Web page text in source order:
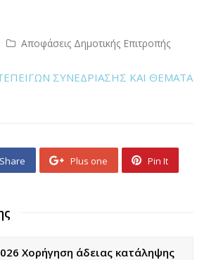
Αποφάσεις Δημοτικής Επιτροπής
ΣΥΝΕΔΡΙΑΣΗΣ ΚΑΙ ΘΕΜΑΤΑ
Share Plus one Pin It
Χορήγηση άδειας κατάληψης